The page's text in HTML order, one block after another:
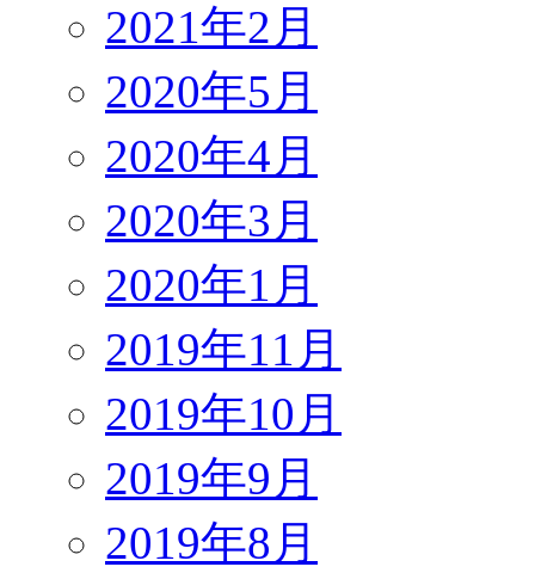
2021年2月
2020年5月
2020年4月
2020年3月
2020年1月
2019年11月
2019年10月
2019年9月
2019年8月